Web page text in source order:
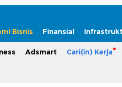
Bisnis Finansial
Adsmart Cari(in) Kerja